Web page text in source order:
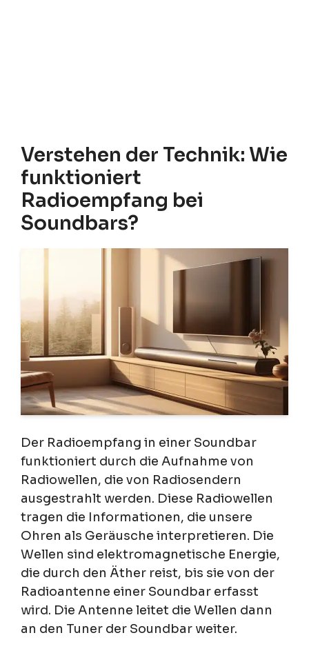
Verstehen der Technik: Wie
funktioniert
Radioempfang bei
Soundbars?
Der Radioempfang in einer Soundbar
funktioniert durch die Aufnahme von
Radiowellen, die von Radiosendern
ausgestrahlt werden. Diese Radiowellen
tragen die Informationen, die unsere
Ohren als Geräusche interpretieren. Die
Wellen sind elektromagnetische Energie,
die durch den Äther reist, bis sie von der
Radioantenne einer Soundbar erfasst
wird. Die Antenne leitet die Wellen dann
an den Tuner der Soundbar weiter.